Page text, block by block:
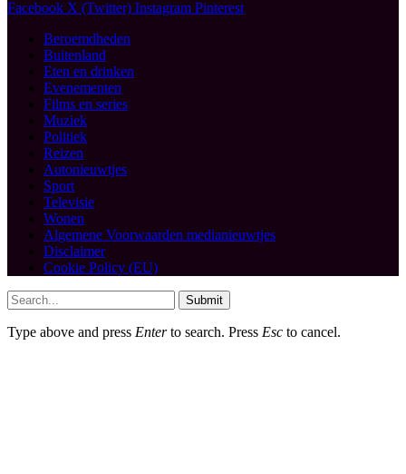
Facebook X (Twitter) Instagram Pinterest
Beroemdheden
Buitenland
Eten en drinken
Evenementen
Films en series
Muziek
Politiek
Reizen
Autonieuwtjes
Sport
Televisie
Wonen
Algemene Voorwaarden medianieuwtjes
Disclaimer
Cookie Policy (EU)
Submit
Type above and press Enterto search. Press Esc to cancel.